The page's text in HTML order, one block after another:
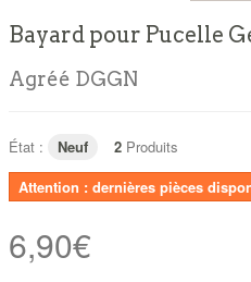
Bayard pour Pucelle
Agréé DGGN
État : Neuf 2 Produits
Attention : dernières pièces
6,90€